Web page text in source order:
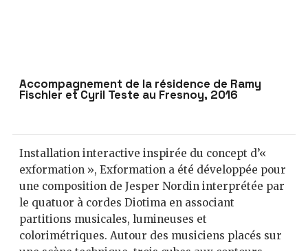
Accompagnement de la résidence de Ramy
Fischler et Cyril Teste au Fresnoy, 2016
Installation interactive inspirée du concept d’«
exformation », Exformation a été développée pour
une composition de Jesper Nordin interprétée par
le quatuor à cordes Diotima en associant
partitions musicales, lumineuses et
colorimétriques. Autour des musiciens placés sur